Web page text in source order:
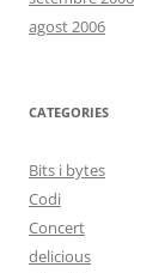
agost 2006
CATEGORIES
Bits i bytes
Codi
Concert
delicious